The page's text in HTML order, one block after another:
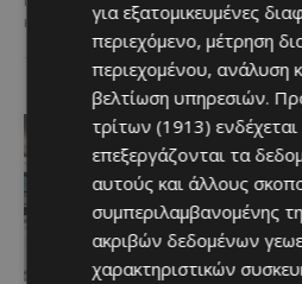
και...
Ε.Ε. Με τελετή που
για εξατομικευμένες
περιεχόμενο, μέτρηση
περιεχομένου, ανάλυση
βελτίωση υπηρεσιών.
τρίτων (1913)
επεξεργάζονται τα
αυτούς και άλλους
συμπεριλαμβανομένης
ακριβών δεδομένων
χαρακτηριστικών